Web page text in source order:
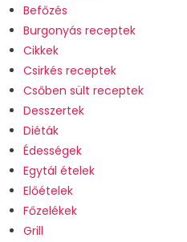
Befőzés
Burgonyás receptek
Cikkek
Csirkés receptek
Csőben sült receptek
Desszertek
Diéták
Édességek
Egytál ételek
Előételek
Főzelékek
Grill